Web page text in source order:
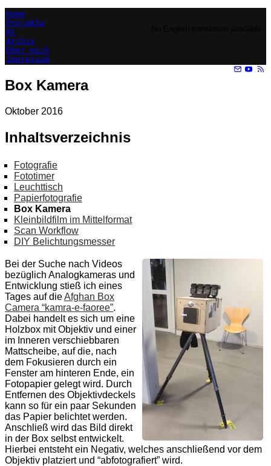
Home
Projekte
RC
Archiv
Über mich
Impressum
Box Kamera
Oktober 2016
Inhaltsverzeichnis
Fotografie
Fototimer
Leuchttisch
Papierfotografie
Box Kamera
Kleinbildfilm im Mittelformat
Scan Workflow
DIY Belichtungsmesser
Bei der Suche nach Videos
bezüglich Analogkameras und
Entwicklung stieß ich eines
Tages auf dieAfghan Box
Camera “kamra-e-faoree”.
Dabei handelt es sich um eine
Holzbox mit Objektiv und einer
im Inneren verschiebbaren
Mattscheibe, auf die, nach
dem Fokusieren durch ein
Fenster am hinteren Ende, ein
Fotopapier gelegt wird. Durch
Entfernen des Objektivdeckels
kann so für ein paar Sekunden
das Papier belichtet werden.
Anschließ wird das Bild direkt
in der Box selbst entwickelt.
Hierbei entsteht ein Negativ, welches anschließend vor dem
Objektiv platziert und “abfotografiert” wird.